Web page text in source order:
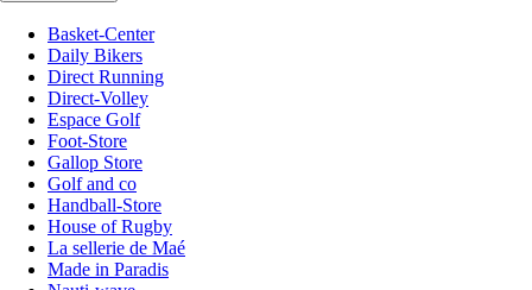
Basket-Center
Daily Bikers
Direct Running
Direct-Volley
Espace Golf
Foot-Store
Gallop Store
Golf and co
Handball-Store
House of Rugby
La sellerie de Maé
Made in Paradis